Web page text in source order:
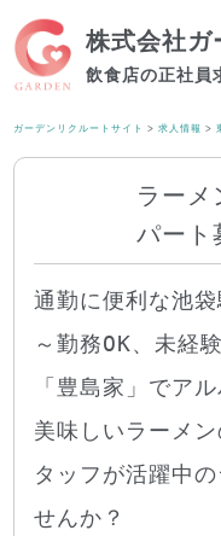
株式会社ガ
飲食店の正社員
ガーデンリクルートサイト >求人情報 >
ラーメ
パート
通勤に便利な池
～勤務OK、未経
「豊島家」でア
美味しいラーメ
タッフが活躍中
せんか？